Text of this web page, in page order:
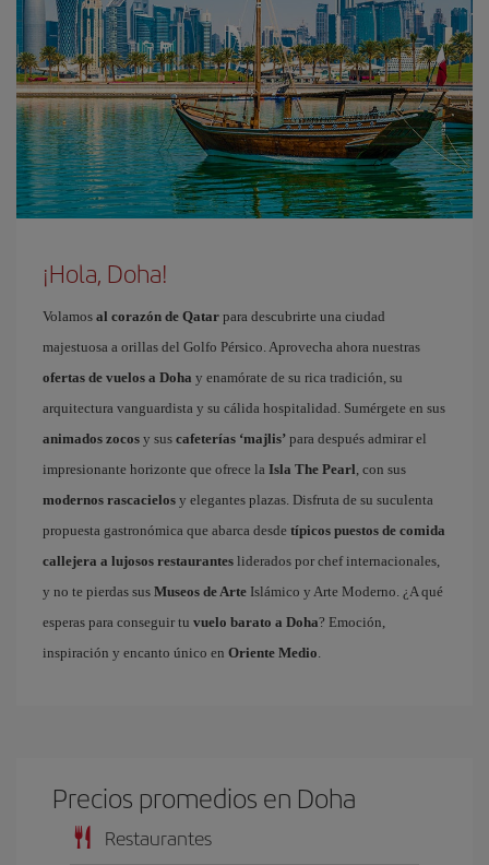
¡Hola, Doha!
Volamos al corazón de Qatar para descubrirte una ciudad
majestuosa a orillas del Golfo Pérsico. Aprovecha ahora nuestras
ofertas de vuelos a Doha y enamórate de su rica tradición, su
arquitectura vanguardista y su cálida hospitalidad. Sumérgete en sus
animados zocos y sus cafeterías ‘majlis’ para después admirar el
impresionante horizonte que ofrece la Isla The Pearl , con sus
modernos rascacielos y elegantes plazas. Disfruta de su suculenta
propuesta gastronómica que abarca desde típicos puestos de comida
callejera a lujosos restaurantes liderados por chef internacionales,
y no te pierdas sus Museos de Arte Islámico y Arte Moderno. ¿A qué
esperas para conseguir tu vuelo barato a Doha? Emoción,
inspiración y encanto único en Oriente Medio
Precios promedios en Doha
Restaurantes